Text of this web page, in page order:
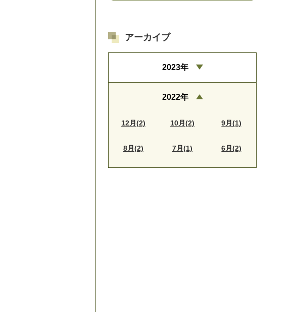
アーカイブ
2023年
2022年
12月(2) 10月(2) 9月(1)
8月(2) 7月(1) 6月(2)